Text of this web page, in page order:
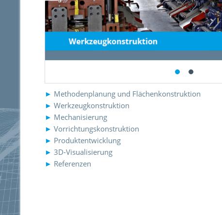
► Methodenplanung und Flächenkonstruktion
► Werkzeugkonstruktion
► Mechanisierung
► Vorrichtungskonstruktion
► Produktentwicklung
► 3D-Visualisierung
► Referenzen